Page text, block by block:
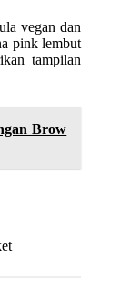
vegan dan
pink lembut
tampilan
Brow